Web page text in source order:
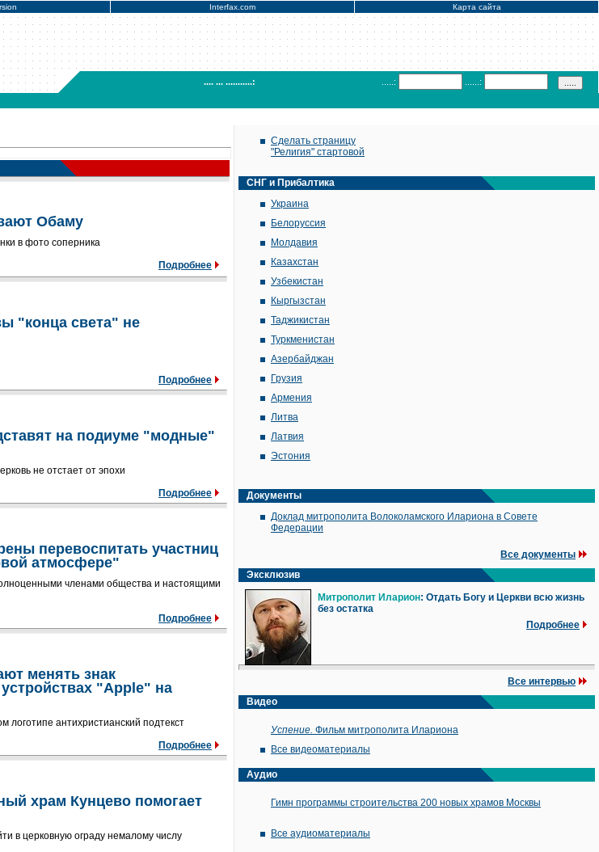
Interfax.com Карта сайта
.... ... ...........: .....: ......:
Обаму
в фото соперника
Подробнее
"конца света" не
Подробнее
на подиуме "модные"
не отстает от эпохи
Подробнее
перевоспитать участниц
атмосфере"
членами общества и настоящими
Подробнее
менять знак
"Apple" на
логотипе антихристианский подтекст
Подробнее
храм Кунцево помогает
в церковную ограду немалому числу
Сделать страницу
"Религия" стартовой
СНГ и Прибалтика
Украина
Белоруссия
Молдавия
Казахстан
Узбекистан
Кыргызстан
Таджикистан
Туркменистан
Азербайджан
Грузия
Армения
Литва
Латвия
Эстония
Документы
Доклад митрополита Волоколамского Илариона в Совете
Федерации
Все документы
Эксклюзив
Митрополит Иларион: Отдать Богу и Церкви всю жизнь
без остатка
Подробнее
Все интервью
Видео
Успение. Фильм митрополита Илариона
Все видеоматериалы
Аудио
Гимн программы строительства 200 новых храмов Москвы
Все аудиоматериалы